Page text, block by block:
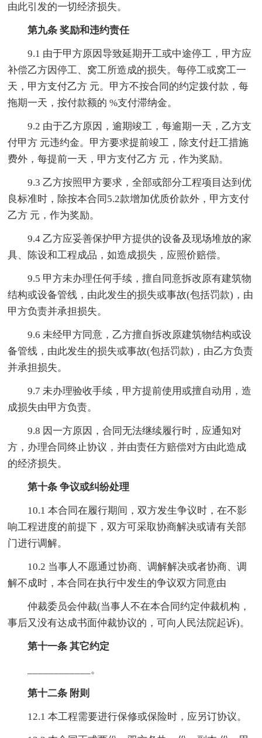
由此引发的一切经济损失。
第九条 奖励和违约责任
9.1 由于甲方原因导致延期开工或中途停工，甲方应
补偿乙方因停工、窝工所造成的损失。每停工或窝工一
天，甲方支付乙方 元。甲方不按合同的约定拨付款，每
拖期一天，按付款额的 %支付滞纳金。
9.2 由于乙方原因，逾期竣工，每逾期一天，乙方支
付甲方 元违约金。甲方要求提前竣工，除支付赶工措施
费外，每提前一天，甲方支付乙方 元，作为奖励。
9.3 乙方按照甲方要求，全部或部分工程项目达到优
良标准时，除按本合同5.2款增加优质价款外，甲方支付
乙方 元，作为奖励。
9.4 乙方应妥善保护甲方提供的设备及现场堆放的家
具、陈设和工程成品，如造成损失，应照价赔偿。
9.5 甲方未办理任何手续，擅自同意拆改原有建筑物
结构或设备管线，由此发生的损失或事故(包括罚款)，由
甲方负责并承担损失。
9.6 未经甲方同意，乙方擅自拆改原建筑物结构或设
备管线，由此发生的损失或事故(包括罚款)，由乙方负责
并承担损失。
9.7 未办理验收手续，甲方提前使用或擅自动用，造
成损失由甲方负责。
9.8 因一方原因，合同无法继续履行时，应通知对
方，办理合同终止协议，并由责任方赔偿对方由此造成
的经济损失。
第十条 争议或纠纷处理
10.1 本合同在履行期间，双方发生争议时，在不影
响工程进度的前提下，双方可采取协商解决或请有关部
门进行调解。
10.2 当事人不愿通过协商、调解解决或者协商、调
解不成时，本合同在执行中发生的争议双方同意由
仲裁委员会仲裁(当事人不在本合同约定仲裁机构，
事后又没有达成书面仲裁协议的，可向人民法院起诉)。
第十一条 其它约定
____________。
第十二条 附则
12.1 本工程需要进行保修或保险时，应另订协议。